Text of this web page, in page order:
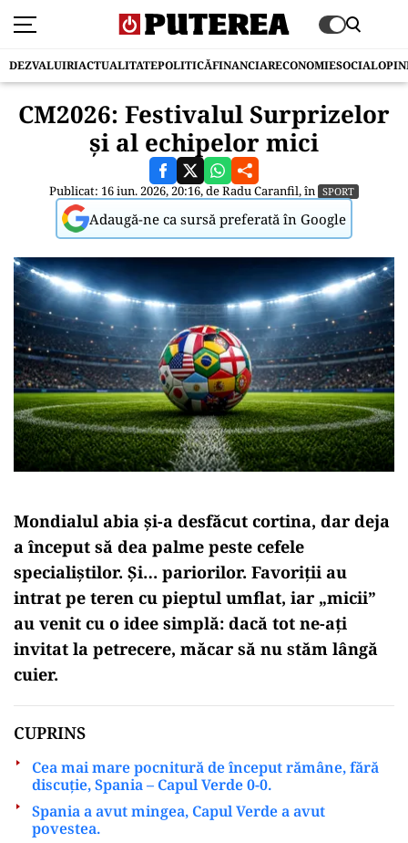
DEZVALUIRIACTUALITATEPOLITICĂFINANCIARECONOMIESOCIAL
CM2026: Festivalul Surprizelor
și al echipelor mici
Publicat: 16 iun. 2026, 20:16, deRadu Caranfil, în SPORT
Adaugă-ne ca sursă preferată în Google
Mondialul abia și-a desfăcut cortina, dar deja
a început să dea palme peste cefele
specialiștilor. Și… pariorilor. Favoriții au
intrat pe teren cu pieptul umflat, iar „micii”
au venit cu o idee simplă: dacă tot ne-ați
invitat la petrecere, măcar să nu stăm lângă
cuier.
CUPRINS
Cea mai mare pocnitură de început rămâne, fără
discuție, Spania – Capul Verde 0-0.
Spania a avut mingea, Capul Verde a avut
povestea.